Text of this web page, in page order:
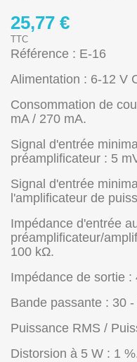
25,77 €
TTC
Référence : E-16
Alimentation : 6-12 V
Consommation de
mA / 270 mA.
Signal d'entrée
préamplificateur : 5
Signal d'entrée
l'amplificateur de
Impédance d'entrée
préamplificateur/
100 kΩ.
Impédance de sortie :
Bande passante : 30
Puissance RMS /
Distorsion à 5 W : 1